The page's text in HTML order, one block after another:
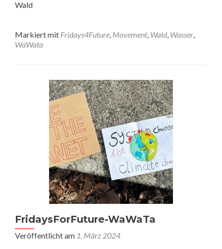
Wald
Markiert mit Fridays4Future, Movement, Wald, Wasser,
WaWata
FridaysForFuture-WaWaTa
Veröffentlicht am 1. März 2024